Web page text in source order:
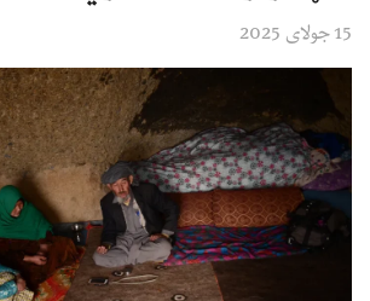
15 جولای 2025